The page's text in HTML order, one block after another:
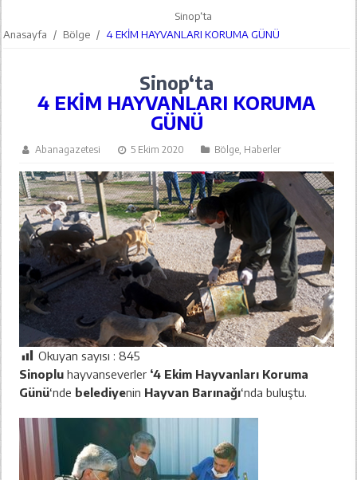
Anasayfa / Bölge /
Sinop‘ta
4 EKİM HAYVANLARI KORUMA GÜNÜ
Sinop‘ta
4 EKİM HAYVANLARI KORUMA
GÜNÜ
Abanagazetesi 5 Ekim 2020 Bölge, Haberler
Okuyan sayısı :845
Sinoplu hayvanseverler ‘4 Ekim Hayvanları Koruma
Günü‘nde belediyenin Hayvan Barınağı‘nda buluştu.